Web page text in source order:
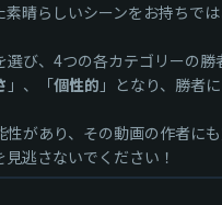
晴らしいシーンをお持ちで
び、4つの各カテゴリーの勝
」、「個性的 」となり、勝者
があり、その動画の作者に
逃さないでください！